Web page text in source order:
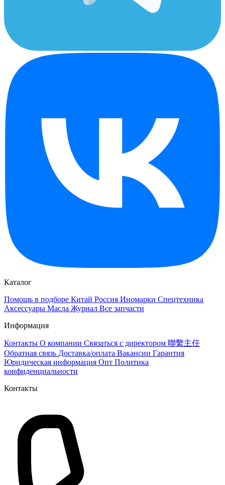
Каталог
Помощь в подборе Китай Россия Иномарки Спецтехника
Аксессуары Масла Журнал Все запчасти
Информация
Контакты О компании Связаться с директором 聯繫主任
Обратная связь Доставка/оплата Вакансии Гарантия
Юридическая информация Опт Политика
конфиденциальности
Контакты